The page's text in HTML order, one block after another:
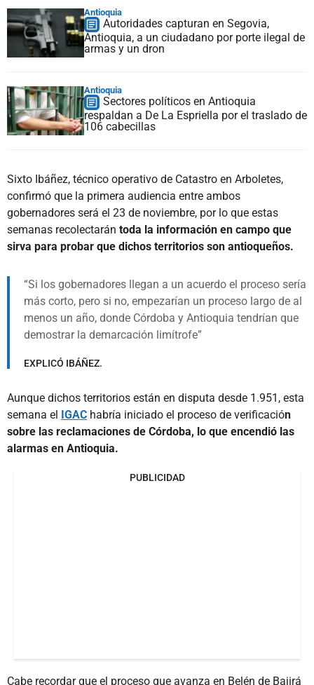
Antioquia
Autoridades capturan en Segovia,
Antioquia, a un ciudadano por porte ilegal de
armas y un dron
Antioquia
Sectores políticos en Antioquia
respaldan a De La Espriella por el traslado de
106 cabecillas
Sixto Ibáñez, técnico operativo de Catastro en Arboletes,
confirmó que la primera audiencia entre ambos
gobernadores será el 23 de noviembre, por lo que estas
semanas recolectarán toda la información en campo que
sirva para probar que dichos territorios son antioqueños.
Si los gobernadores llegan a un acuerdo el proceso sería
más corto, pero si no, empezarían un proceso largo de al
menos un año, donde Córdoba y Antioquia tendrían que
demostrar la demarcación limítrofe
EXPLICÓ IBÁÑEZ.
Aunque dichos territorios están en disputa desde 1.951, esta
semana el IGAC habría iniciado el proceso de verificación
sobre las reclamaciones de Córdoba, lo que encendió las
alarmas en Antioquia.
PUBLICIDAD
Cabe recordar que el proceso que avanza en Belén de Bajirá